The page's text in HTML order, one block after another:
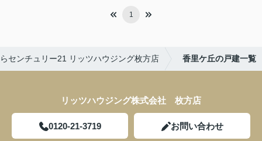
1
センチュリー21 リッツハウジング枚方店 香里ケ丘の戸建一覧
リッツハウジング株式会社 枚方店
0120-21-3719 お問い合わせ